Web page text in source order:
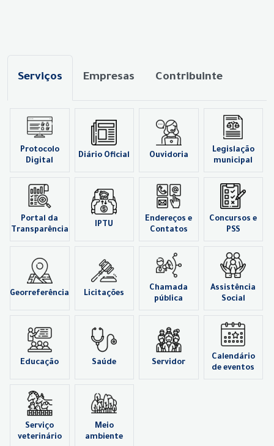
Serviços Empresas Contribuinte
Protocolo
Digital
Diário Oficial Ouvidoria
Legislação
municipal
Portal da
Transparência
IPTU
Endereços e
Contatos
Concursos e
PSS
Georreferência Licitações
Chamada
pública
Assistência
Social
Educação Saúde Servidor
Calendário
de eventos
Serviço
veterinário
Meio
ambiente